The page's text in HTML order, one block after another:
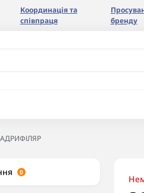
Координація та
співпраця
бренду
0